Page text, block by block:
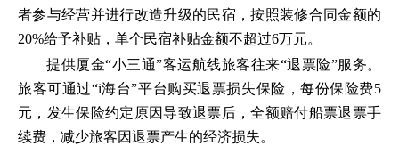
者参与经营并进行改造升级的民宿，按照装修合同金额的
20%给予补贴，单个民宿补贴金额不超过6万元。
提供厦金“小三通”客运航线旅客往来“退票险”服务。
旅客可通过“i海台”平台购买退票损失保险，每份保险费5
元，发生保险约定原因导致退票后，全额赔付船票退票手
续费，减少旅客因退票产生的经济损失。